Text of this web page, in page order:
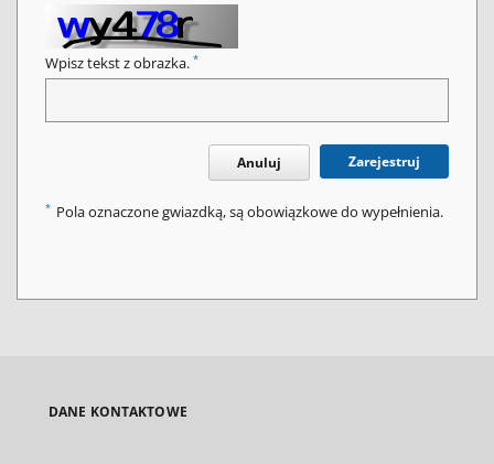
Wpisz tekst z obrazka. *
Anuluj Zarejestruj
* Pola oznaczone gwiazdką, są obowiązkowe do wypełnienia.
DANE KONTAKTOWE